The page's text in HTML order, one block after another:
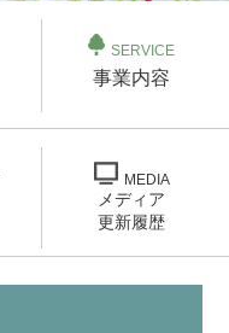
SERVICE
事業内容
MEDIA
メディア
更新履歴